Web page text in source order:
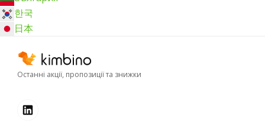
한국
日本
Останні акції, пропозиції та знижки